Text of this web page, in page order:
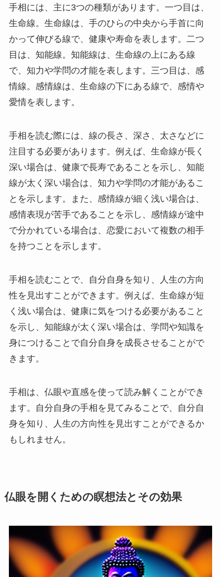
手相には、主に3つの種類があります。一つ目は、
生命線。生命線は、手のひらの中央から手首に向
かって伸びる線で、健康や寿命を表します。二つ
目は、知能線。知能線は、生命線の上にある線
で、知力や学問の才能を表します。三つ目は、感
情線。感情線は、生命線の下にある線で、感情や
愛情を表します。
手相を読む際には、線の長さ、深さ、太さなどに
注目する必要があります。例えば、生命線が長く
深い場合は、健康で長寿であることを示し、知能
線が太く深い場合は、知力や学問の才能があるこ
とを示します。また、感情線が細く浅い場合は、
感情表現が苦手であることを示し、感情線が途中
で分かれている場合は、恋愛において複数の相手
を持つことを示します。
手相を読むことで、自分自身を知り、人生の方向
性を見出すことができます。例えば、生命線が短
く浅い場合は、健康に気をつける必要があること
を示し、知能線が太く深い場合は、学問や知識を
身につけることで自分自身を成長させることがで
きます。
手相は、仏眼や直感を使って読み解くことができ
ます。自分自身の手相を見てみることで、自分自
身を知り、人生の方向性を見出すことができるか
もしれません。
仏眼を開くための瞑想法とその効果